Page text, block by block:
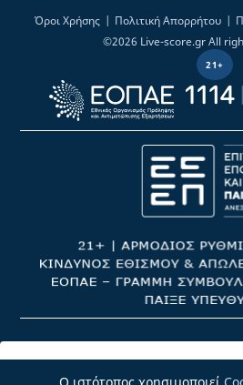
Παίξε Νόμιμα
Όροι Χρήσης Πολιτική Απορρήτου
©2026 Live-score.grAll
21+